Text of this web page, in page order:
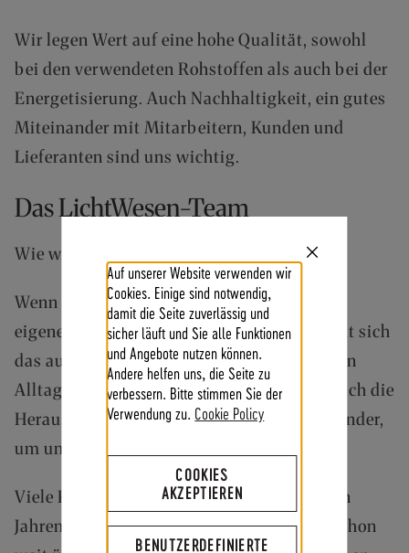
Close
Auf unserer Website verwenden wir
Cookies. Einige sind notwendig,
damit die Seite zuverlässig und
sicher läuft und Sie alle Funktionen
und Angebote nutzen können.
Andere helfen uns, die Seite zu
verbessern. Bitte stimmen Sie der
Verwendung zu. Cookie Policy
COOKIES
AKZEPTIEREN
BENUTZERDEFINIERTE
E
N
E
R
F
R
E
N
D
U
D
E
N
E
I
E
R
Wir legen Wert auf eine hohe Qualität, sowohl
bei den verwendeten Rohstoffen als auch bei der
Energetisierung. Auch Nachhaltigkeit, ein gutes
Miteinander mit Mitarbeitern, Kunden und
Lieferanten sind uns wichtig.
Das LichtWesen-Team
Wie wird man ein harmonisches Team?
Wenn es bei LichtWesen darum geht, sein
eigenes, wahres Wesen zu erkennen, bezieht sich
das auch ganz praktisch auf den beruflichen
Alltag bei LichtWesen. Daher nutzen wir auch die
Herausforderungen im beruflichen Miteinander,
um uns weiter zu entwickeln.
Viele Kolleginnen arbeiten schon seit vielen
Jahren bei LichtWesen. Einige sind sogar schon